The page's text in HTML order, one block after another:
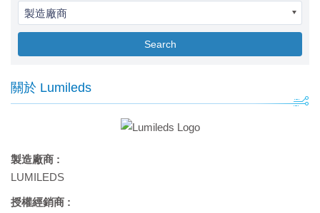
製造廠商
Search
關於 Lumileds
製造廠商 :
LUMILEDS
授權經銷商 :